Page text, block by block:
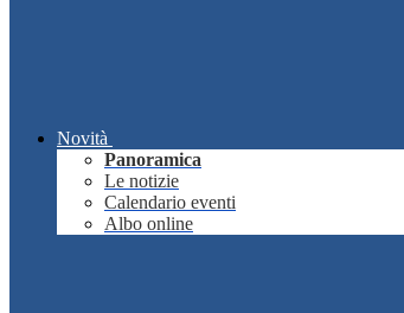
Novità
Panoramica
Le notizie
Calendario eventi
Albo online